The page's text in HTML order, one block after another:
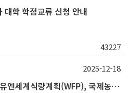
학 학점교류 신청 안내
43227
(~12/31) 2026년 상반기 유엔세계식량계획(WFP), 국제농업개발기금(IFAD) 및 유엔아동기금(UNICEF) 인턴십 프로그램 참가자 모집
2025-12-18